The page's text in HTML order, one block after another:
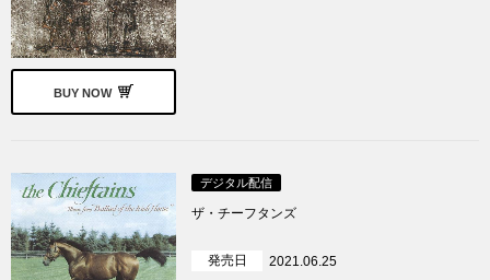
BUY NOW
デジタル配信
ザ・チーフタンズ
発売日 2021.06.25